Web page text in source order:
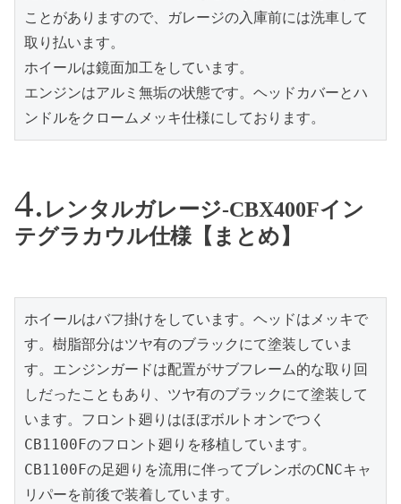
ことがありますので、ガレージの入庫前には洗車して
取り払います。
ホイールは鏡面加工をしています。
エンジンはアルミ無垢の状態です。ヘッドカバーとハ
レンタルガレージ-CBX400Fイン
テグラカウル仕様【まとめ】
ホイールはバフ掛けをしています。ヘッドはメッキで
す。樹脂部分はツヤ有のブラックにて塗装していま
す。エンジンガードは配置がサブフレーム的な取り回
しだったこともあり、ツヤ有のブラックにて塗装して
います。フロント廻りはほぼボルトオンでつく
CB1100Fのフロント廻りを移植しています。
CB1100Fの足廻りを流用に伴ってブレンボのCNCキャ
リパーを前後で装着しています。